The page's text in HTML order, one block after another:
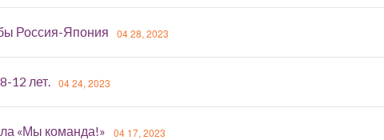
Россия-Япония 04 28, 2023
12 лет. 04 24, 2023
«Мы команда!» 04 17, 2023